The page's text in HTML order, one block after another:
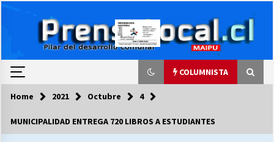
COLUMNISTA
COLUMNISTA
Home 2021 Octubre 4
MUNICIPALIDAD ENTREGA 720 LIBROS A ESTUDIANTES